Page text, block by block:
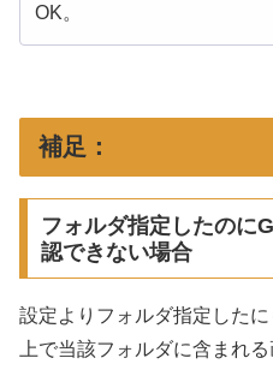
OK。
補足：
フォルダ指定したのに
認できない場合
設定よりフォルダ指定した
上で当該フォルダに含まれ